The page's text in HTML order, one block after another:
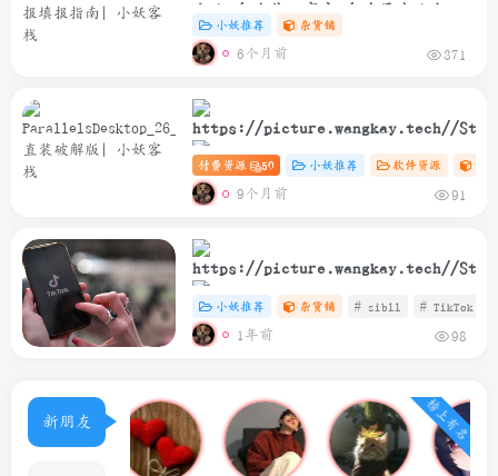
企业 / 个体工商户 / 农民专业合作
社年报填报指南
小妖推荐 杂货铺
6个月前 371
付费资源 50 小妖推荐 软件资源
9个月前 91
小妖推荐 杂货铺 # zibll # TikTok
1年前 98
榜上有名
新朋友